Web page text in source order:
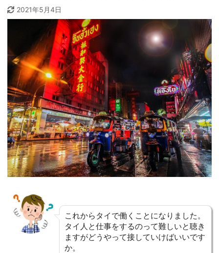
2021年5月4日
これからタイで働くことになりました。
タイ人と仕事をするのって難しいと聴き
ますがどうやって接していけばいいです
か。